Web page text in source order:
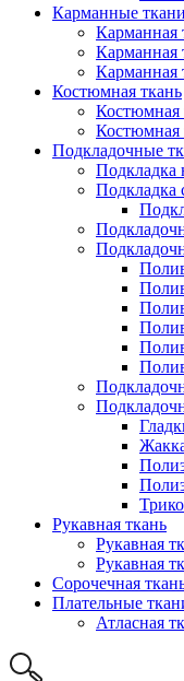
Карманные ткани
Карманная
Карманная
Карманная
Костюмная ткань
Костюмная
Костюмная
Подкладочные
Подкладка
Подкладка
Рукавная ткань
Рукавная
Рукавная
Сорочечная
Плательные
Атласная